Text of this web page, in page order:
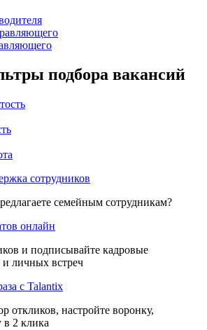
подбора вакансий
сотрудников
семейным сотрудникам?
онлайн
и подписывайте кадровые
и личных встреч
с Talantix
откликов, настройте воронку,
в 2 клика